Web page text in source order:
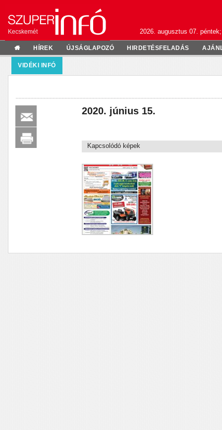
Kecskemét 2026. augusztus 07.
HÍREK ÚJSÁGLAPOZÓ HIRDETÉSFELADÁS
VIDÉKI INFÓ
2020. június 15.
Kapcsolódó képek